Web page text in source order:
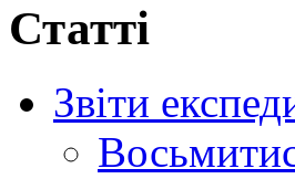
Статті
Звіти